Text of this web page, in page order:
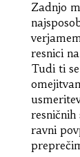
Zadnjo
resnici
Tudi ti
ravni